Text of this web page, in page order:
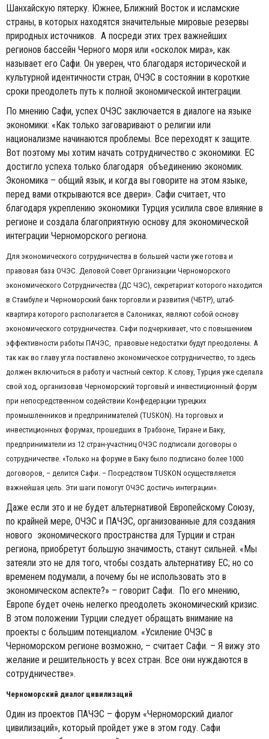
Шанхайскую пятерку. Южнее, Ближний Восток и исламские
страны, в которых находятся значительные мировые резервы
природных источников. А посреди этих трех важнейших
регионов бассейн Черного моря или «осколок мира», как
называет его Сафи. Он уверен, что благодаря исторической и
культурной идентичности стран, ОЧЭС в состоянии в короткие
сроки преодолеть путь к полной экономической интеграции.
По мнению Сафи, успех ОЧЭС заключается в диалоге на языке
экономики: «Как только заговаривают о религии или
национализме начинаются проблемы. Все переходят к защите.
Вот поэтому мы хотим начать сотрудничество с экономики. ЕС
достигло успеха только благодаря объединению экономик.
Экономика – общий язык, и когда вы говорите на этом языке,
перед вами открываются все двери». Сафи считает, что
благодаря укреплению экономики Турция усилила свое влияние в
регионе и создала благоприятную основу для экономической
интеграции Черноморского региона.
Для экономического сотрудничества в большей части уже готова и
правовая база ОЧЭС. Деловой Совет Организации Черноморского
экономического Сотрудничества (ДС ЧЭС), секретариат которого находится
в Стамбуле и Черноморский банк торговли и развития (ЧБТР), штаб-
квартира которого располагается в Салониках, являют собой основу
экономического сотрудничества. Сафи подчеркивает, что с повышением
эффективности работы ПАЧЭС, правовые недостатки будут преодолены. А
так как во главу угла поставлено экономическое сотрудничество, то здесь
должен включиться в работу и частный сектор. К слову, Турция уже сделала
свой ход, организовав Черноморский торговый и инвестиционный форум
при непосредственном содействии Конфедерации турецких
промышленников и предпринимателей (TUSKON). На торговых и
инвестиционных форумах, прошедших в Трабзоне, Тиране и Баку,
предприниматели из 12 стран-участниц ОЧЭС подписали договоры о
сотрудничестве. «Только на форуме в Баку было подписано более 1000
договоров, – делится Сафи. – Посредством TUSKON осуществляется
важнейшая цель. Эти шаги помогут ОЧЭС достичь интеграции».
Даже если это и не будет альтернативой Европейскому Союзу,
по крайней мере, ОЧЭС и ПАЧЭС, организованные для создания
нового экономического пространства для Турции и стран
региона, приобретут большую значимость, станут сильней. «Мы
затеяли это не для того, чтобы создать альтернативу ЕС; но со
временем подумали, а почему бы не использовать это в
экономическом аспекте?» – говорит Сафи. По его мнению,
Европе будет очень нелегко преодолеть экономический кризис.
В этом положении Турции следует обращать внимание на
проекты с большим потенциалом. «Усиление ОЧЭС в
Черноморском регионе возможно, – считает Сафи. – Я вижу это
желание и решительность у всех стран. Все они нуждаются в
сотрудничестве».
Черноморский диалог цивилизаций
Один из проектов ПАЧЭС – форум «Черноморский диалог
цивилизаций», который пройдет уже в этом году. Сафи